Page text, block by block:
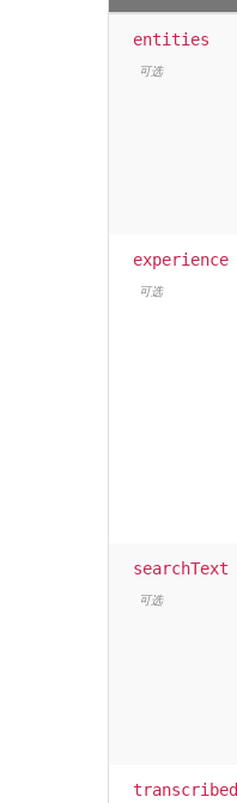
entities
可选
experience
可选
searchText
可选
transcribed